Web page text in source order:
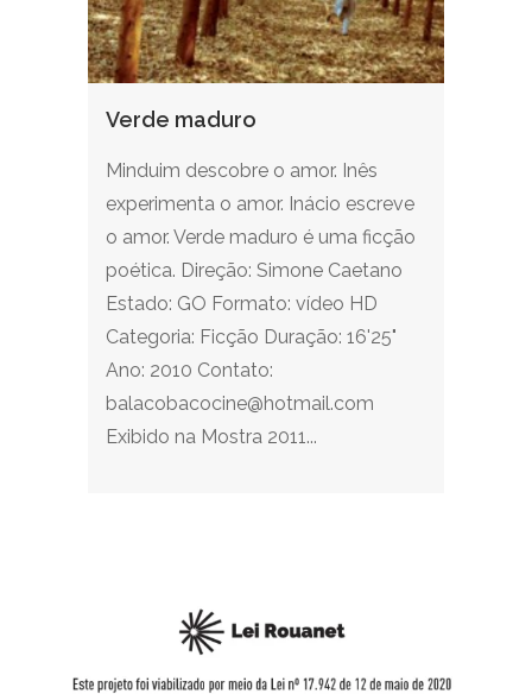
Verde maduro
Minduim descobre o amor. Inês
experimenta o amor. Inácio escreve
o amor. Verde maduro é uma ficção
poética. Direção: Simone Caetano
Estado: GO Formato: vídeo HD
Categoria: Ficção Duração: 16'25"
Ano: 2010 Contato:
balacobacocine@hotmail.com
Exibido na Mostra 2011...